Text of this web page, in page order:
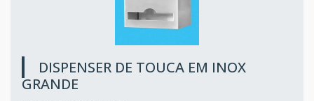
DISPENSER DE TOUCA EM INOX
GRANDE